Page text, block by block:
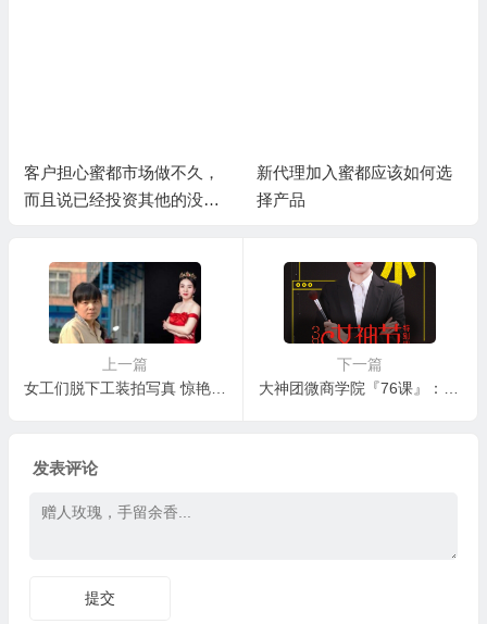
客户担心蜜都市场做不久，
而且说已经投资其他的没有
新代理加入蜜都应该如何选
择产品
上一篇
女工们脱下工装拍写真 惊艳了时光
下一篇
大神团微商学院『76课』：防晒到底有多重要，蜜都女神DD霜
发表评论